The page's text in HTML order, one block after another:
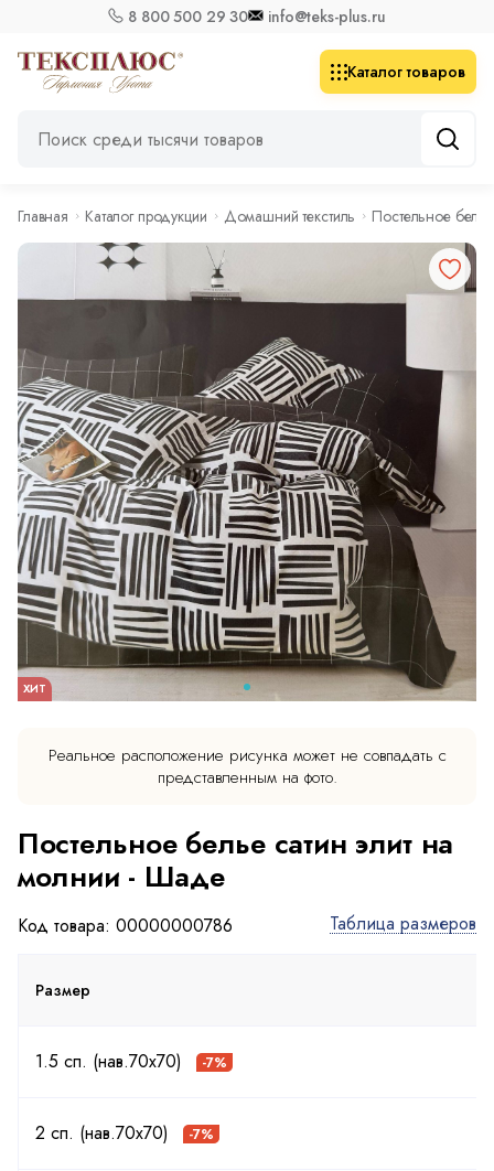
8 800 500 29 30 info@teks-plus.ru
Каталог товаров
Главная Каталог продукции Домашний текстиль Постельное белье
ХИТ
Реальное расположение рисунка может не совпадать с
представленным на фото.
Постельное белье сатин элит на
молнии - Шаде
Код товара: 00000000786 Таблица размеров
Размер
1.5 сп. (нав.70х70) -7%
2 сп. (нав.70х70) -7%